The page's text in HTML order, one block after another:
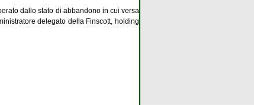
dallo stato di abbandono in cui versa
delegato della Finscott, holding